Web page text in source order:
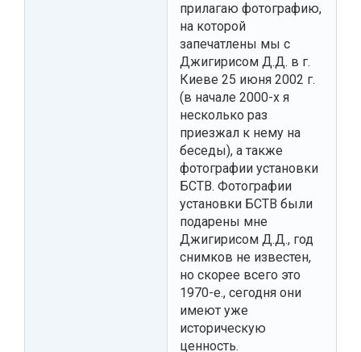
прилагаю фотографию,
на которой
запечатлены мы с
Джигирисом Д.Д. в г.
Киеве 25 июня 2002 г.
(в начале 2000-х я
несколько раз
приезжал к нему на
беседы), а также
фотографии установки
БСТВ. Фотографии
установки БСТВ были
подарены мне
Джигирисом Д.Д., год
снимков не известен,
но скорее всего это
1970-е., сегодня они
имеют уже
историческую
ценность.